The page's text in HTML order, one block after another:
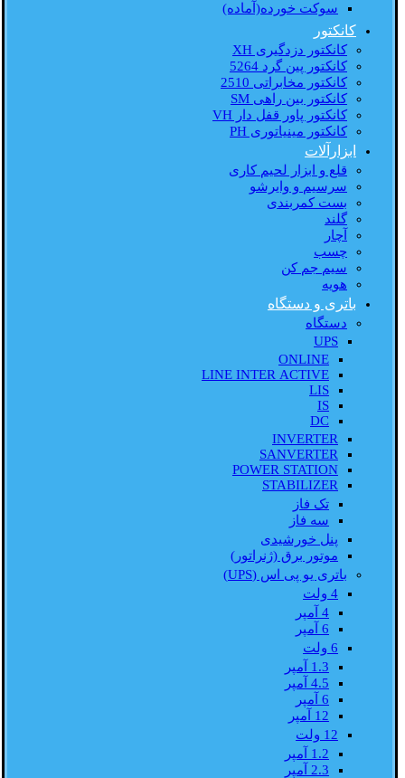
سوکت خورده(آماده)
کانکتور
کانکتور دزدگیری XH
کانکتور پین گرد 5264
کانکتور مخابراتی 2510
کانکتور بین راهی SM
کانکتور پاور قفل دار VH
کانکتور مینیاتوری PH
ابزارآلات
قلع و ابزار لحیم کاری
سرسیم و وایرشو
بست کمربندی
گلند
آچار
چسب
سیم جم کن
هویه
باتری و دستگاه
دستگاه
UPS
ONLINE
LINE INTER ACTIVE
LIS
IS
DC
INVERTER
SANVERTER
POWER STATION
STABILIZER
تک فاز
سه فاز
پنل خورشیدی
موتور برق (ژنراتور)
باتری یو پی اس (UPS)
4 ولت
4 آمپر
6 آمپر
6 ولت
1.3 آمپر
4.5 آمپر
6 آمپر
12 آمپر
12 ولت
1.2 آمپر
2.3 آمپر